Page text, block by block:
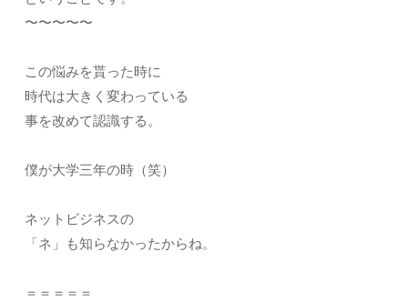
〜〜〜〜〜
この悩みを貰った時に
時代は大きく変わっている
事を改めて認識する。
僕が大学三年の時（笑）
ネットビジネスの
「ネ」も知らなかったからね。
＝＝＝＝＝